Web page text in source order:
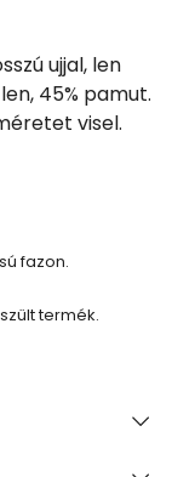
ujjal, len
45% pamut.
visel.
fazon.
termék.